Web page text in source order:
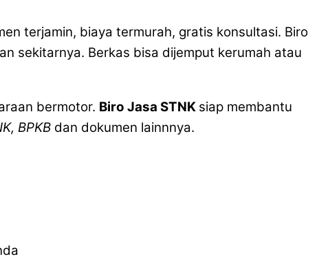
terjamin, biaya termurah, gratis konsultasi. Biro
sekitarnya. Berkas bisa dijemput kerumah atau
bermotor. Biro Jasa STNK siap membantu
BPKB dan dokumen lainnnya.